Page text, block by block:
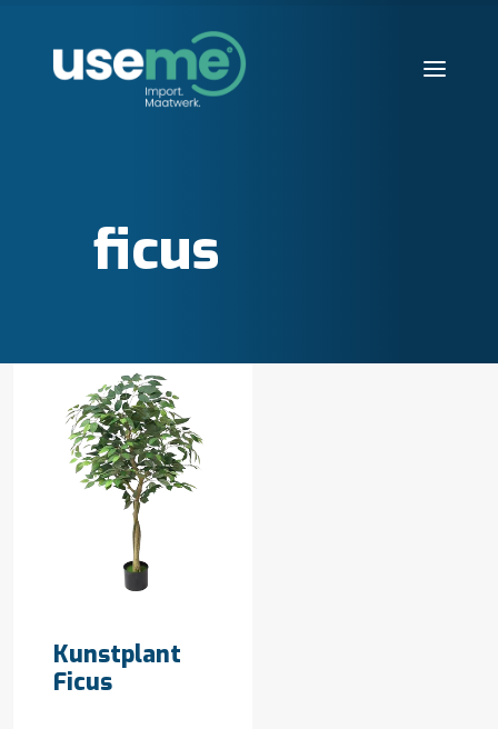
Huisvesting
Producten
Contact
Aanvraag starten
Search
ficus
Kunstplant
Ficus